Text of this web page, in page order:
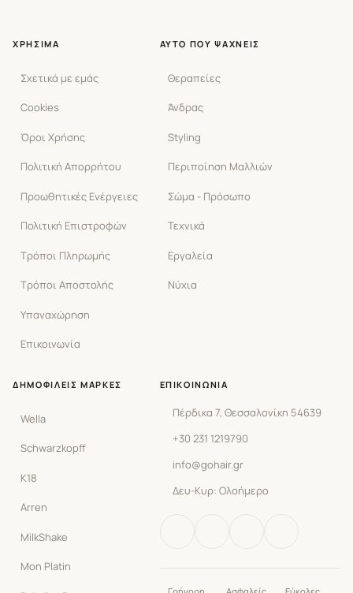
ΧΡΉΣΙΜΑ
Σχετικά με εμάς
Cookies
Όροι Χρήσης
Πολιτική Απορρήτου
Προωθητικές Ενέργειες
Πολιτική Επιστροφών
Τρόποι Πληρωμής
Τρόποι Αποστολής
Υπαναχώρηση
Επικοινωνία
ΑΥΤΌ ΠΟΥ ΨΆΧΝΕΙΣ
Θεραπείες
Άνδρας
Styling
Περιποίηση Μαλλιών
Σώμα - Πρόσωπο
Τεχνικά
Εργαλεία
Νύχια
ΔΗΜΟΦΙΛΕΊΣ ΜΆΡΚΕΣ
Wella
Schwarzkopff
K18
Arren
MilkShake
Mon Platin
ΕΠΙΚΟΙΝΩΝΊΑ
Πέρδικα 7, Θεσσαλονίκη 54639
+30 231 1219790
info@gohair.gr
Δευ-Κυρ: Ολοήμερο